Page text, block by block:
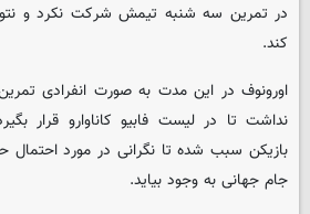
در تمرین سه شنبه تیمش شرکت نکرد و
کند.
اورونوف در این مدت به صورت انفرادی
نداشت تا در لیست فابیو کاناوارو قرار
بازیکن سبب شده تا نگرانی در مورد احتمال
جام جهانی به وجود بیاید.